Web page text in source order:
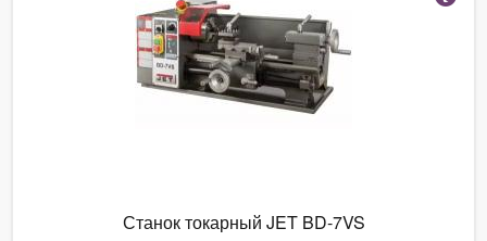
Станок токарный JET BD-7VS